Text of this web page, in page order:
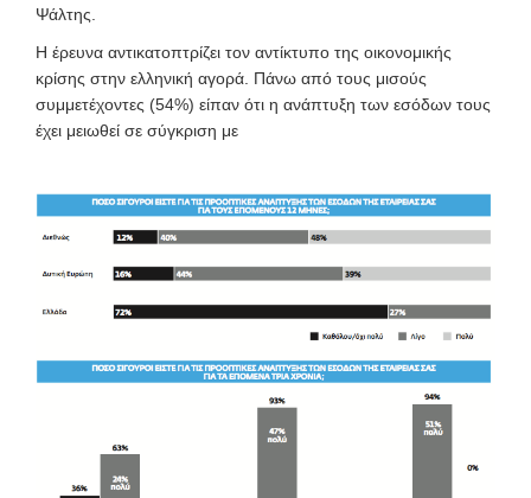
Ψάλτης.
Η έρευνα αντικατοπτρίζει τον αντίκτυπο της οικονομικής
κρίσης στην ελληνική αγορά. Πάνω από τους μισούς
συμμετέχοντες (54%) είπαν ότι η ανάπτυξη των εσόδων τους
έχει μειωθεί σε σύγκριση με